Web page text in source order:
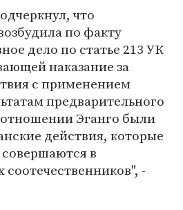
что
по факту
дело по статье 213 УК
наказание за
с применением
предварительного
Эганго были
действия, которые
в
-